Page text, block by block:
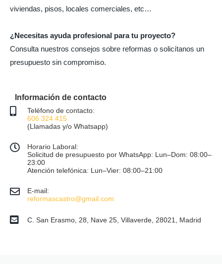
viviendas, pisos, locales comerciales, etc…
¿Necesitas ayuda profesional para tu proyecto?
Consulta nuestros consejos sobre reformas o solicítanos un
presupuesto sin compromiso.
Información de contacto
Teléfono de contacto:
606 324 415
(Llamadas y/o Whatsapp)
Horario Laboral:
Solicitud de presupuesto por WhatsApp: Lun–Dom: 08:00–
23:00
Atención telefónica: Lun–Vier: 08:00–21:00
E-mail:
reformascastro@gmail.com
C. San Erasmo, 28, Nave 25, Villaverde, 28021, Madrid